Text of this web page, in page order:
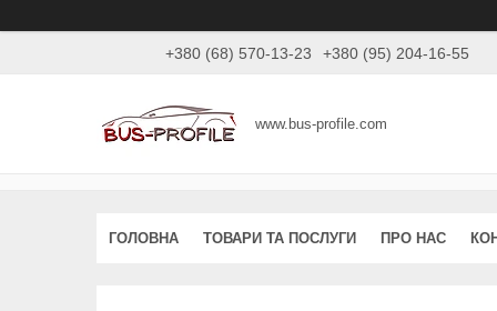
+380 (68) 570-13-23 +380 (95) 204-16-55
www.bus-profile.com
ГОЛОВНА ТОВАРИ ТА ПОСЛУГИ ПРО НАС